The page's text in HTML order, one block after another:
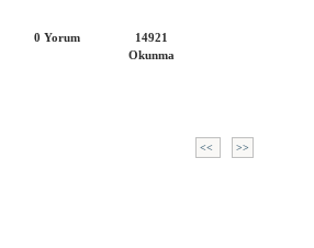
0 Yorum
14921
Okunma
<< >>